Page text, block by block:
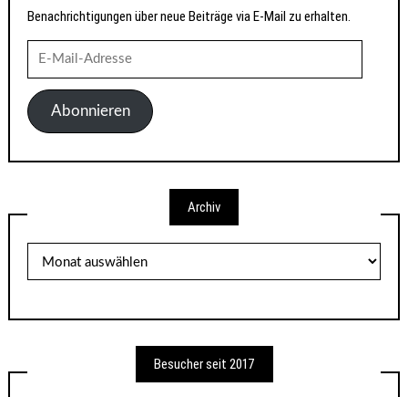
Benachrichtigungen über neue Beiträge via E-Mail zu erhalten.
Mail-
AdresseAbonnieren
Archiv
Besucher seit 2017